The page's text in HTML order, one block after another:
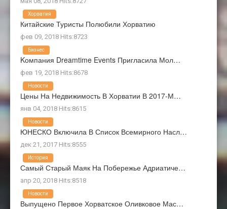
Китайские Туристы Полюбили Хорватию
фев 09, 2018 Hits:8723
Хорватия
Kомпания Dreamtime Events Пригласила Мол…
фев 19, 2018 Hits:8678
Бизнес
Цены На Недвижимость В Хорватии В 2017-М…
янв 04, 2018 Hits:8615
Новости
ЮНЕСКО Включила В Список Всемирного Насл…
дек 21, 2017 Hits:8555
Новости
Самый Старый Маяк На Побережье Адриатиче…
апр 20, 2018 Hits:8518
История
Выпущено Первое Хорватское Оливковое Мас…
Новости